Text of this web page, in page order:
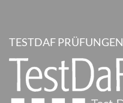
TESTDAF PRÜFUNGEN